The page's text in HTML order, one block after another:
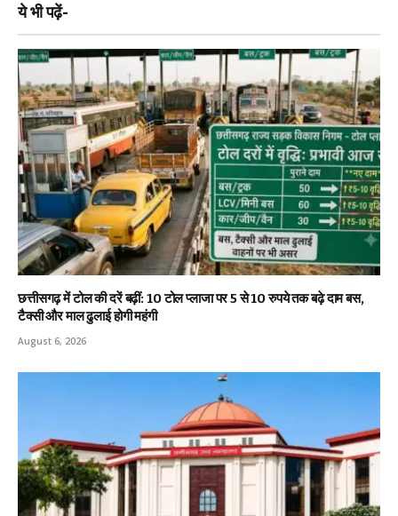
ये भी पढ़ें-
छत्तीसगढ़ में टोल की दरें बढ़ीं: 10 टोल प्लाजा पर 5 से 10 रुपये तक बढ़े दाम बस,
टैक्सी और माल ढुलाई होगी महंगी
August 6, 2026